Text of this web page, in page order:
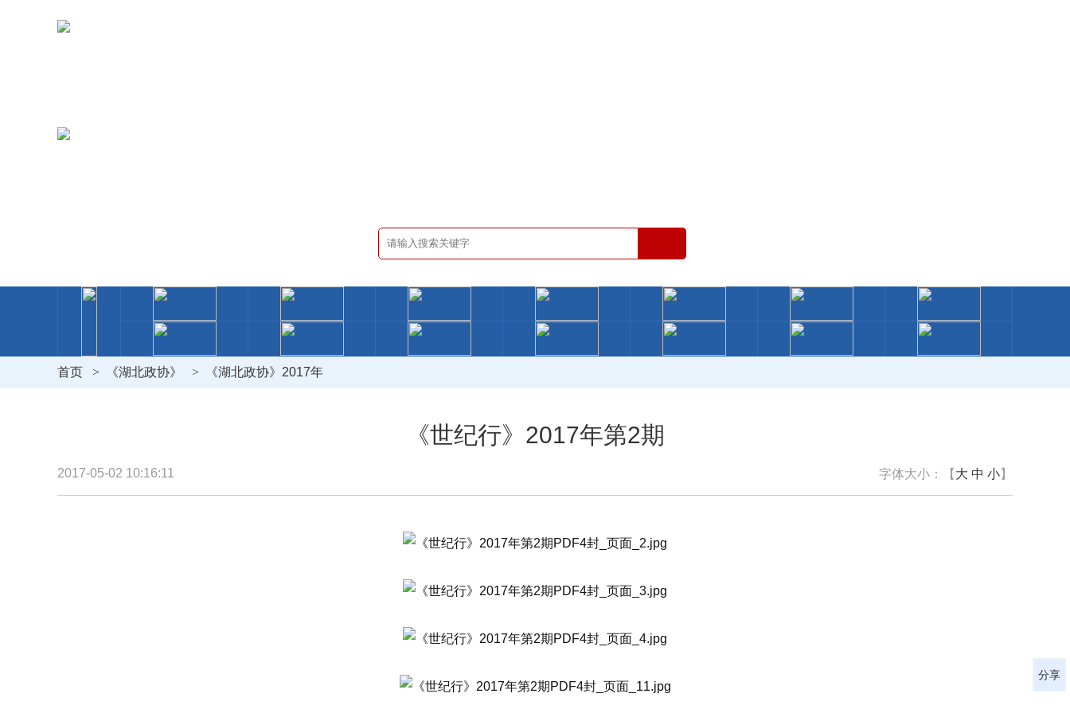
首页 > 《湖北政协》 > 《湖北政协》2017年
《世纪行》2017年第2期
2017-05-02 10:16:11 字体大小：【 大 中 小】
分享